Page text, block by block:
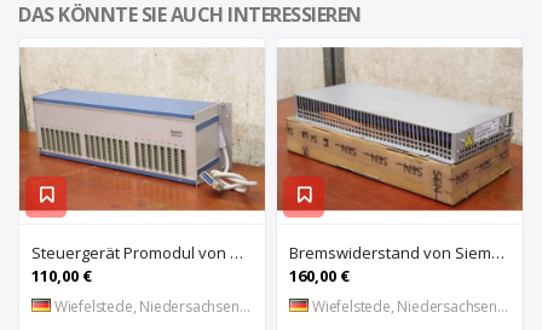
DAS KÖNNTE SIE AUCH INTERESSIEREN
Steuergerät Promodul von Schleicher Ilsemann – KEG 24-30 KCD 1
110,00 €
Wiefelstede, Niedersachsen, DE
Bremswiderstand von Siemens – 6SL3100-1BE21-3AA0
160,00 €
Wiefelstede, Niedersachsen, DE